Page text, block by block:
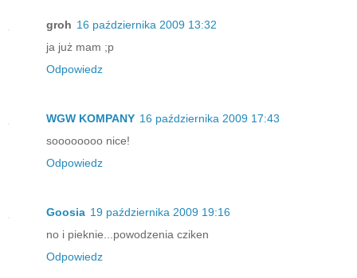
groh 16 października 2009 13:32
ja już mam ;p
Odpowiedz
WGW KOMPANY 16 października 2009 17:43
soooooooo nice!
Odpowiedz
Goosia 19 października 2009 19:16
no i pieknie...powodzenia cziken
Odpowiedz